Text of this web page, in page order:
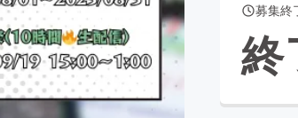
for Social Good
CAMPFIRE Creation
ふるさと納税machi-ya コミュニティ
募集終
終